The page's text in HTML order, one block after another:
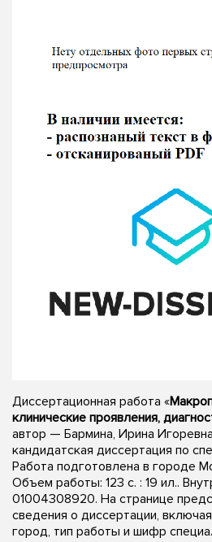
Диссертационная работа «
клинические проявления,
автор — Бармина, Ирина
кандидатская диссертация по
Работа подготовлена в городе
Объем работы: 123 с. : 19 ил..
01004308920. На странице
сведения о диссертации,
город, тип работы и шифр